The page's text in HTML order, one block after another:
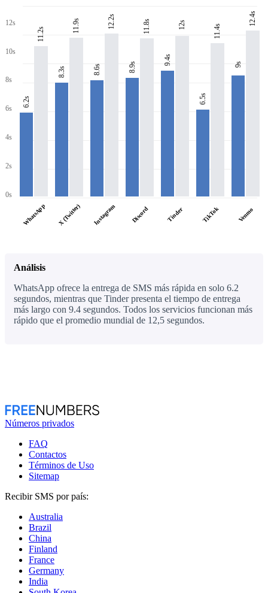
12s
10s
8s
6s
4s
2s
0s
6.2s
11.2s
WhatsApp
8.3s
11.9s
X (Twitter)
8.6s
12.2s
Instagram
8.9s
11.8s
Discord
9.4s
12s
Tinder
6.5s
11.4s
TikTok
9s
12.4s
Venmo
Análisis
WhatsApp ofrece la entrega de SMS más rápida en solo 6.2
segundos, mientras que Tinder presenta el tiempo de entrega
más largo con 9.4 segundos. Todos los servicios funcionan más
rápido que el promedio mundial de 12,5 segundos.
Números privados
FAQ
Contactos
Términos de Uso
Sitemap
Recibir SMS por país:
Australia
Brazil
China
Finland
France
Germany
India